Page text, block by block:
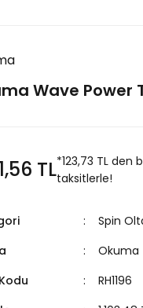
Wave Power
TL*123,73 TL den
taksitlerle!
Spin
Okuma
RH1196